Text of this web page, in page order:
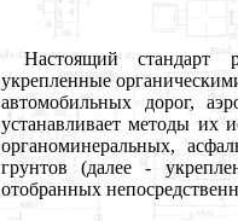
Настоящий стандарт
укрепленные
автомобильных дорог,
устанавливает методы их
органоминеральных,
грунтов (далее -
отобранных